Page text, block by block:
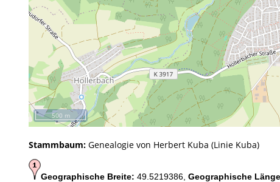
500 m
Stammbaum: Genealogie von Herbert Kuba (Linie Kuba)
Geographische Breite: 49.5219386, Geographische